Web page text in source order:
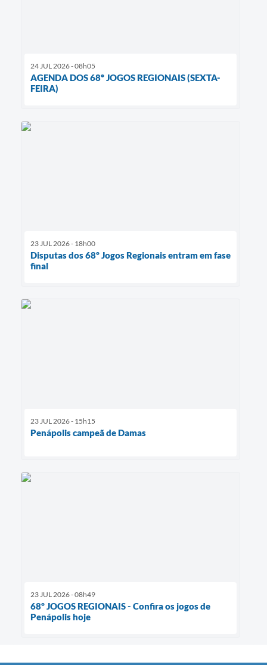
24 JUL 2026 - 08h05
AGENDA DOS 68º JOGOS REGIONAIS (SEXTA-
FEIRA)
23 JUL 2026 - 18h00
Disputas dos 68º Jogos Regionais entram em fase
final
23 JUL 2026 - 15h15
Penápolis campeã de Damas
23 JUL 2026 - 08h49
68º JOGOS REGIONAIS - Confira os jogos de
Penápolis hoje